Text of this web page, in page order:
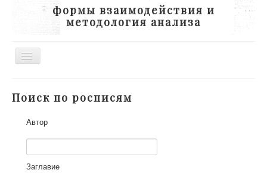
формы взаимодействия и
методология анализа
Toggle
Участники
Научная работа
Поиск по росписям
Автор
Заглавие